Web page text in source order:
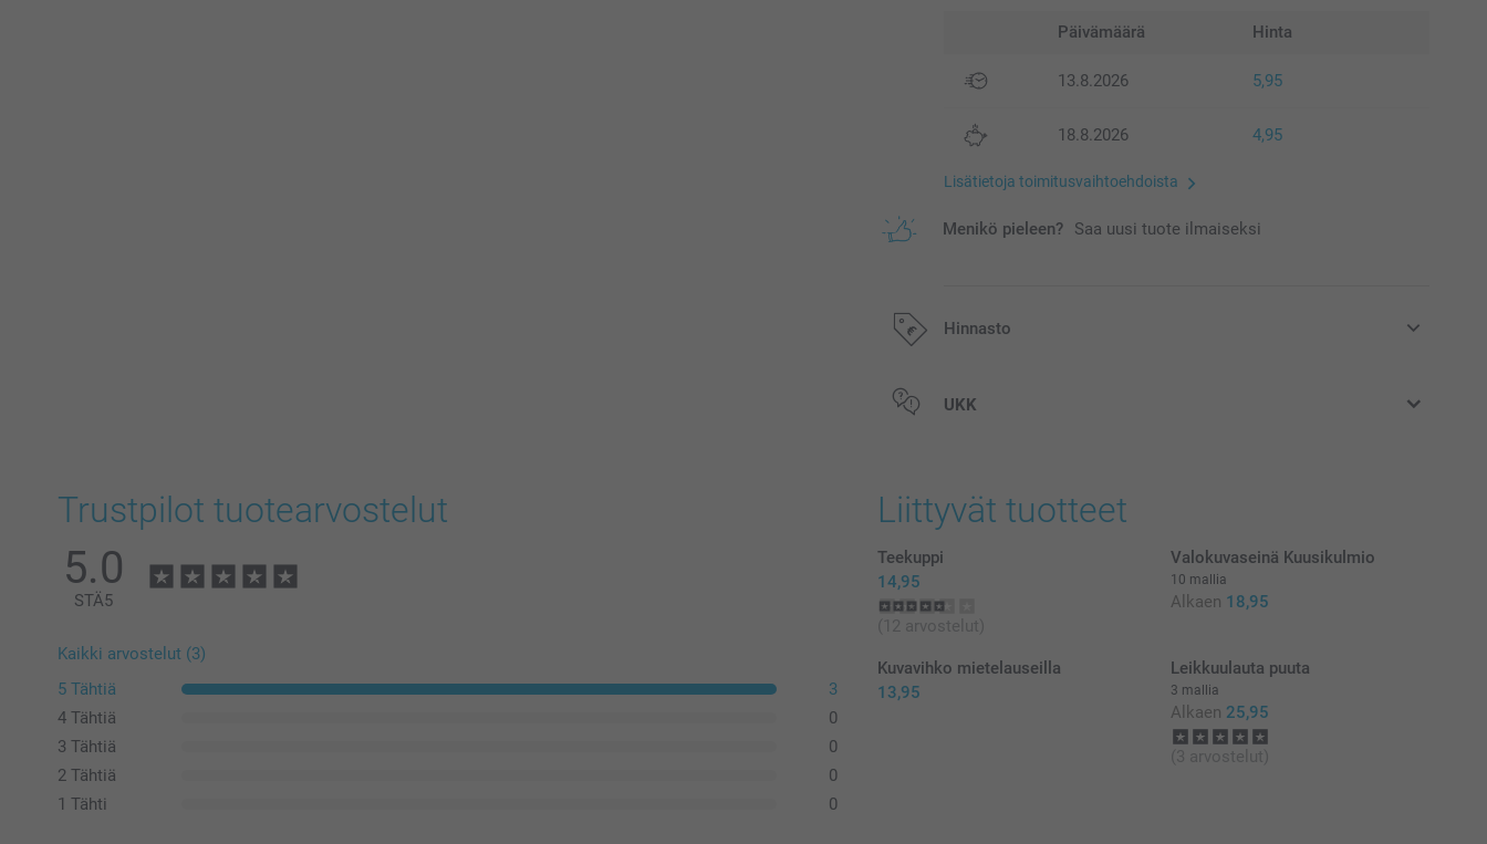
Päivämäärä Hinta
13.8.2026 5,95
18.8.2026 4,95
Lisätietoja toimitusvaihtoehdoista
Menikö pieleen? Saa uusi tuote ilmaiseksi
Hinnasto
Kaikki hinnat ovat euroina, sisältävät arvonlisäveron ja eivät sisällä
UKK
Trustpilot tuotearvostelut
5.0
STÄ5
Kaikki arvostelut (3)
5 Tähtiä
3
4 Tähtiä
0
3 Tähtiä
0
2 Tähtiä
0
1 Tähti
0
Liittyvät tuotteet
Teekuppi
14,95
(12 arvostelut)
Valokuvaseinä Kuusikulmio
10 mallia
Alkaen 18,95
Kuvavihko mietelauseilla
13,95
Leikkuulauta puuta
3 mallia
Alkaen 25,95
(3 arvostelut)